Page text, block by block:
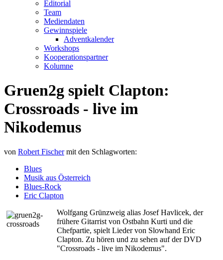
Editorial
Team
Mediendaten
Gewinnspiele
Adventkalender
Workshops
Kooperationspartner
Kolumne
Gruen2g spielt Clapton:
Crossroads - live im
Nikodemus
von Robert Fischer mit den Schlagworten:
Blues
Musik aus Österreich
Blues-Rock
Eric Clapton
Wolfgang Grünzweig alias Josef Havlicek, der
frühere Gitarrist von Ostbahn Kurti und die
Chefpartie, spielt Lieder von Slowhand Eric
Clapton. Zu hören und zu sehen auf der DVD
"Crossroads - live im Nikodemus".